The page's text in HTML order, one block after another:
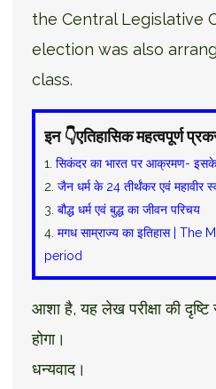
the Central Legislative
election was also
class.
इन 👇एतिहासिक महत्वपूर्ण
1. सिकंदर का भारत पर आक्रमण- इसके
2. जैन धर्म के 24 तीर्थंकर एवं महावीर
3. बौद्ध धर्म एवं बुद्ध का जीवन परिचय
4. मगध साम्राज्य का इतिहास |
period
आशा है, यह लेख परीक्षा की दृष्टि
होगा।
धन्यवाद।